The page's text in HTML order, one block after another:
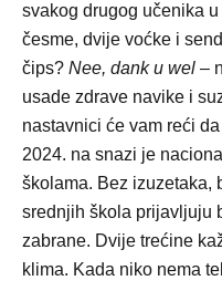
svakog drugog učenika
česme, dvije voćke i
čips? Nee, dank u wel –
usade zdrave navike i
nastavnici će vam reći
2024. na snazi je
školama. Bez izuzetaka,
srednjih škola prijavljuju
zabrane. Dvije trećine
klima. Kada niko nema